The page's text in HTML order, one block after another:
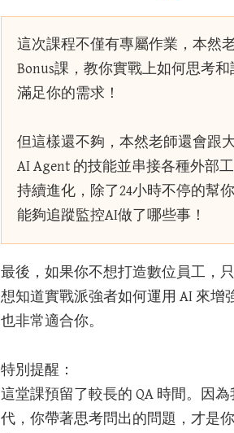
這次課程不僅有專屬作業，本然
Bonus課，教你實戰上如何思考和
滿足你的需求！
但這樣還不夠，本然老師還會跟
AI Agent 的技能並串接各種外部
持續進化，除了24小時不停的幫
能夠追蹤監控AI做了哪些事！
最後，如果你不想打造數位員工，只
想知道實戰派強者如何運用 AI 來增
也非常適合你。
特別提醒：
這堂課預留了較長的 QA 時間。因
代，你帶著思考問出的問題，才是